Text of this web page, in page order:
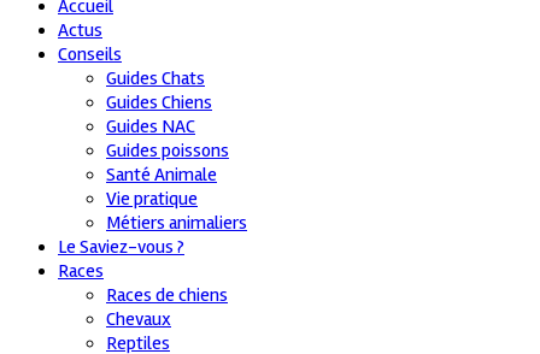
Accueil
Actus
Conseils
Guides Chats
Guides Chiens
Guides NAC
Guides poissons
Santé Animale
Vie pratique
Métiers animaliers
Le Saviez-vous ?
Races
Races de chiens
Chevaux
Reptiles